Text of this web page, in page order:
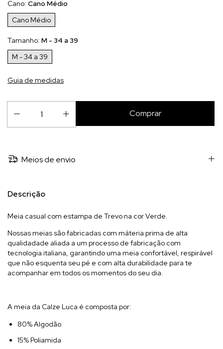
Cano: Cano Médio
Cano Médio
Tamanho: M - 34 a 39
M - 34 a 39
Guia de medidas
Meios de envio
Descrição
Meia casual com estampa de Trevo na cor Verde.
Nossas meias são fabricadas com máteria prima de alta
qualidadade aliada a um processo de fabricação com
tecnologia italiana, garantindo uma meia confortável, respirável
que não esquenta seu pé e com alta durabilidade para te
acompanhar em todos os momentos do seu dia.
A meia da Calze Luca é composta por:
80% Algodão
15% Poliamida